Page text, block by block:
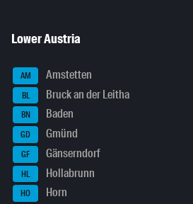
Lower Austria
AM Amstetten
BL Bruck an der Leitha
BN Baden
GD Gmünd
GF Gänserndorf
HL Hollabrunn
HO Horn